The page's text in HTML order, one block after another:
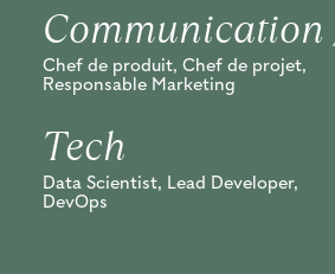
Chef de produit, Chef de projet,
Responsable Marketing
Tech
Data Scientist, Lead Developer,
DevOps